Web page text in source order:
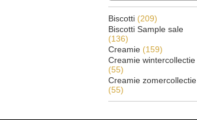
Biscotti (209)
Biscotti Sample sale
(136)
Creamie (159)
Creamie wintercollectie
(55)
Creamie zomercollectie
(55)